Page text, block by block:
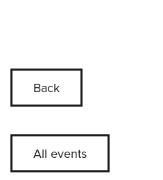
Back
All events